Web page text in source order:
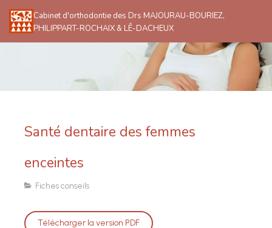
Cabinet d'orthodontie des Drs MAJOURAU-BOURIEZ,
PHILIPPART-ROCHAIX & LÊ-DACHEUX
Santé dentaire des femmes
enceintes
Fiches conseils
Télécharger la version PDF